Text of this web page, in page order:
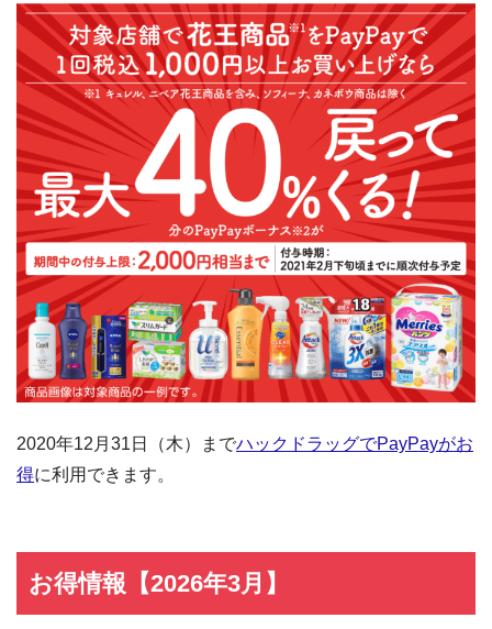
2020年12月31日（木）までハックドラッグでPayPayがお
得に利用できます。
お得情報【2026年3月】